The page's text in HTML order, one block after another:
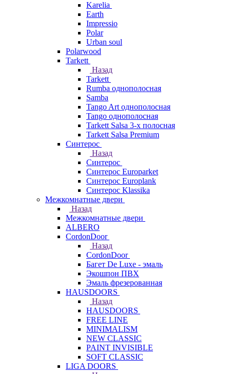
Karelia
Earth
Impressio
Polar
Urban soul
Polarwood
Tarkett
Назад
Tarkett
Rumba однополосная
Samba
Tango Art однополосная
Tango однополосная
Tarkett Salsa 3-х полосная
Tarkett Salsa Premium
Синтерос
Назад
Синтерос
Синтерос Europarket
Синтерос Europlank
Синтерос Klassika
Межкомнатные двери
Назад
Межкомнатные двери
ALBERO
CordonDoor
Назад
CordonDoor
Багет De Luxe - эмаль
Экошпон ПВХ
Эмаль фрезерованная
HAUSDOORS
Назад
HAUSDOORS
FREE LINE
MINIMALISM
NEW CLASSIC
PAINT INVISIBLE
SOFT CLASSIC
LIGA DOORS